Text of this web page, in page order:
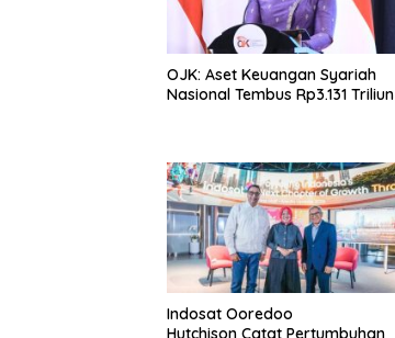
OJK: Aset Keuangan Syariah
Nasional Tembus Rp3.131 Triliun
Indosat Ooredoo
Hutchison Catat Pertumbuhan